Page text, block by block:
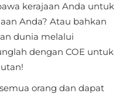
kerajaan Anda untuk
Anda? Atau bahkan
dunia melalui
dengan COE untuk
orang dan dapat